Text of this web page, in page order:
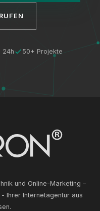
24h 50+ Projekte
und Online-Marketing –
Ihrer Internetagentur aus